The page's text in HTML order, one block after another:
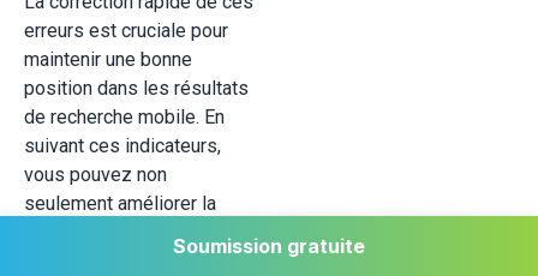
erreurs est cruciale pour
maintenir une bonne
position dans les résultats
de recherche mobile. En
suivant ces indicateurs,
vous pouvez non
seulement améliorer la
performance de votre site,
mais aussi offrir une
Soumission gratuite